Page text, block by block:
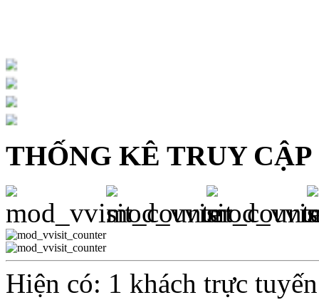
THỐNG KÊ TRUY CẬP
Hiện có: 1 khách trực tuyến